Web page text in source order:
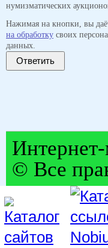
нумизматических
Нажимая на кнопки, вы
на обработку своих
данных.
Ответить
© Все